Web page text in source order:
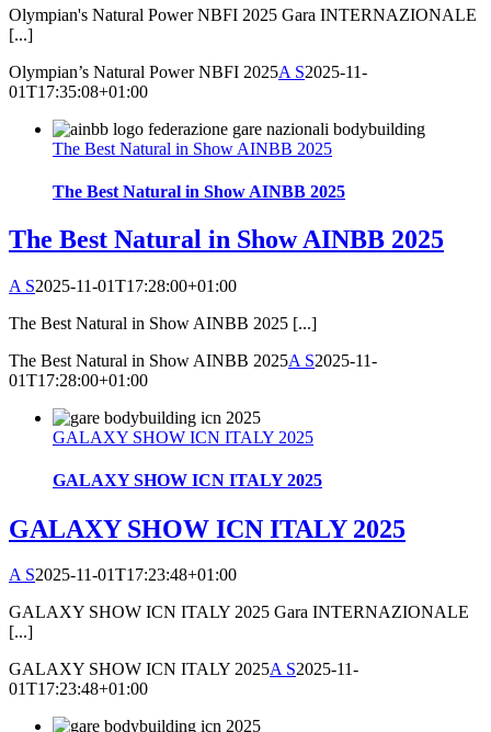
Olympian's Natural Power NBFI 2025 Gara INTERNAZIONALE
[...]
Olympian’s Natural Power NBFI 2025A S2025-11-
01T17:35:08+01:00
The Best Natural in Show AINBB 2025
The Best Natural in Show AINBB 2025
The Best Natural in Show AINBB 2025
A S2025-11-01T17:28:00+01:00
The Best Natural in Show AINBB 2025 [...]
The Best Natural in Show AINBB 2025A S2025-11-
01T17:28:00+01:00
GALAXY SHOW ICN ITALY 2025
GALAXY SHOW ICN ITALY 2025
GALAXY SHOW ICN ITALY 2025
A S2025-11-01T17:23:48+01:00
GALAXY SHOW ICN ITALY 2025 Gara INTERNAZIONALE
[...]
GALAXY SHOW ICN ITALY 2025A S2025-11-
01T17:23:48+01:00